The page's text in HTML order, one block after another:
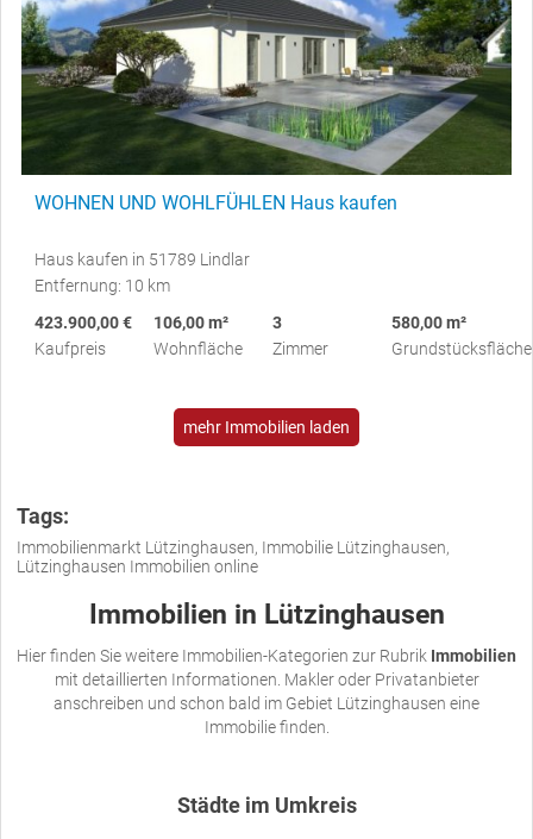
WOHNEN UND WOHLFÜHLEN Haus kaufen
Haus kaufen in 51789 Lindlar
Entfernung: 10 km
423.900,00 €
Kaufpreis
106,00 m²
Wohnfläche
3
Zimmer
580,00 m²
Grundstücksfläche
mehr Immobilien laden
Tags:
Immobilienmarkt Lützinghausen, Immobilie Lützinghausen,
Lützinghausen Immobilien online
Immobilien in Lützinghausen
Hier finden Sie weitere Immobilien-Kategorien zur Rubrik Immobilien
mit detaillierten Informationen. Makler oder Privatanbieter
anschreiben und schon bald im Gebiet Lützinghausen eine
Immobilie finden.
Städte im Umkreis